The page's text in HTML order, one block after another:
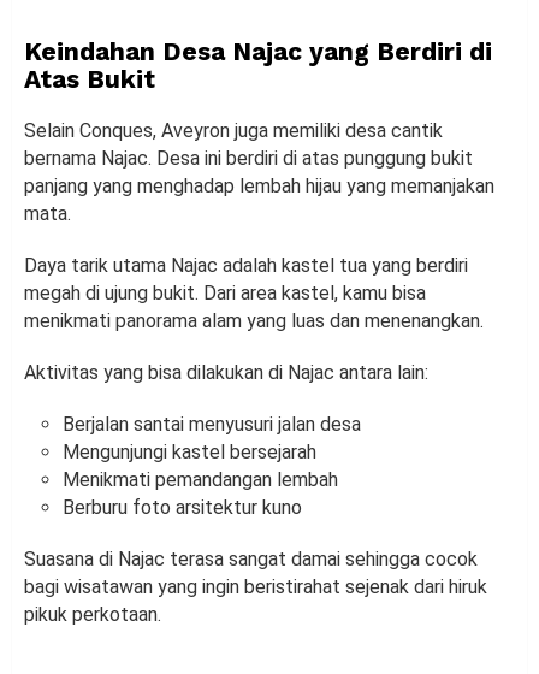
Keindahan Desa Najac yang Berdiri di
Atas Bukit
Selain Conques, Aveyron juga memiliki desa cantik
bernama Najac. Desa ini berdiri di atas punggung bukit
panjang yang menghadap lembah hijau yang memanjakan
mata.
Daya tarik utama Najac adalah kastel tua yang berdiri
megah di ujung bukit. Dari area kastel, kamu bisa
menikmati panorama alam yang luas dan menenangkan.
Aktivitas yang bisa dilakukan di Najac antara lain:
Berjalan santai menyusuri jalan desa
Mengunjungi kastel bersejarah
Menikmati pemandangan lembah
Berburu foto arsitektur kuno
Suasana di Najac terasa sangat damai sehingga cocok
bagi wisatawan yang ingin beristirahat sejenak dari hiruk
pikuk perkotaan.